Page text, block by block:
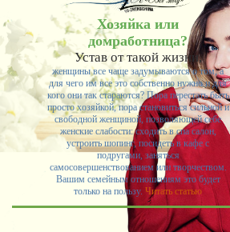
Хозяйка или
домработница?
Устав от такой жизни,
женщины все чаще задумываются о том, а
для чего им все это собственно нужно и для
кого они так стараются? Пора перестать быть
просто хозяйкой, пора становиться сильной и
свободной женщиной, позволяющей себе
женские слабости: сходить в спа салон,
устроить шопинг, посидеть в кафе с
подругами, заняться
самосовершенствованием или творчеством.
Вашим семейным отношениям это будет
только на пользу. Читать статью